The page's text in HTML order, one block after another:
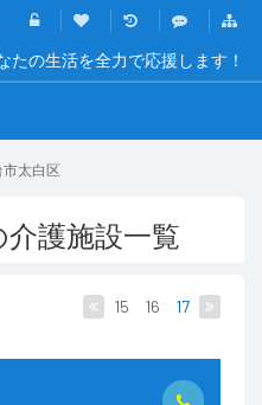
たの生活を全力で応援します！
太白区
護施設一覧
15 16 17